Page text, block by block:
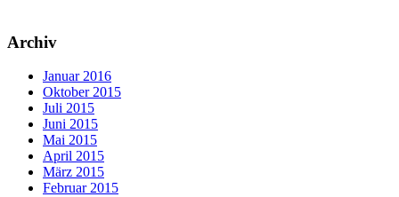
Archiv
Januar 2016
Oktober 2015
Juli 2015
Juni 2015
Mai 2015
April 2015
März 2015
Februar 2015